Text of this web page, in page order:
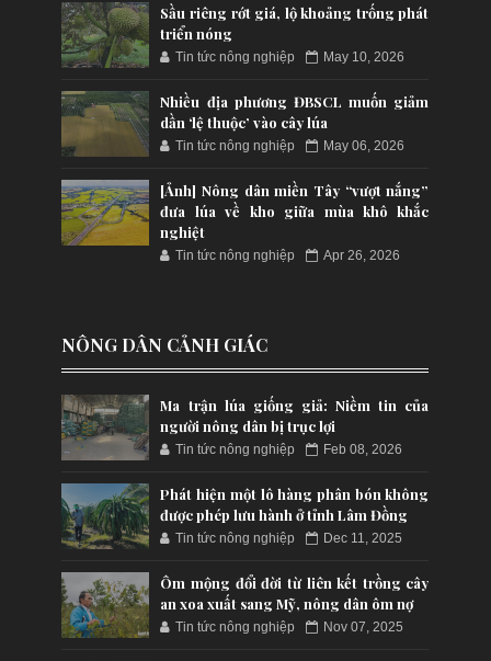
Sầu riêng rớt giá, lộ khoảng trống phát
triển nóng
Tin tức nông nghiệp May 10, 2026
Nhiều địa phương ĐBSCL muốn giảm
dần ‘lệ thuộc’ vào cây lúa
Tin tức nông nghiệp May 06, 2026
[Ảnh] Nông dân miền Tây “vượt nắng”
đưa lúa về kho giữa mùa khô khắc
nghiệt
Tin tức nông nghiệp Apr 26, 2026
NÔNG DÂN CẢNH GIÁC
Ma trận lúa giống giả: Niềm tin của
người nông dân bị trục lợi
Tin tức nông nghiệp Feb 08, 2026
Phát hiện một lô hàng phân bón không
được phép lưu hành ở tỉnh Lâm Đồng
Tin tức nông nghiệp Dec 11, 2025
Ôm mộng đổi đời từ liên kết trồng cây
an xoa xuất sang Mỹ, nông dân ôm nợ
Tin tức nông nghiệp Nov 07, 2025